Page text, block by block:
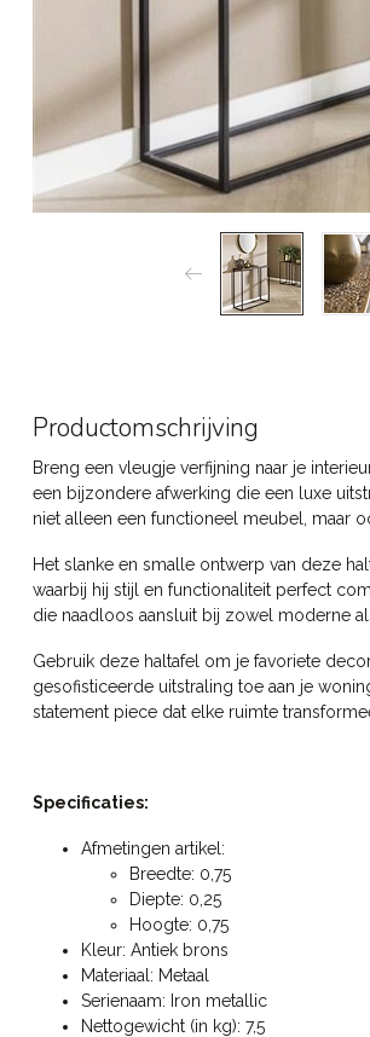
Productomschrijving
Breng een vleugje verfijning naar je
een bijzondere afwerking die een luxe
niet alleen een functioneel meubel, maar
Het slanke en smalle ontwerp van deze
waarbij hij stijl en functionaliteit perfect
die naadloos aansluit bij zowel moderne
Gebruik deze haltafel om je favoriete
gesofisticeerde uitstraling toe aan je
statement piece dat elke ruimte
Specificaties:
Afmetingen artikel:
Breedte: 0,75
Diepte: 0,25
Hoogte: 0,75
Kleur: Antiek brons
Materiaal: Metaal
Serienaam: Iron metallic
Nettogewicht (in kg): 7,5